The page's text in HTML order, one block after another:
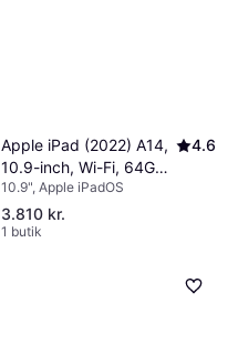
Apple iPad (2022) A14,
10.9-inch, Wi-Fi, 64GB
Pink
4.6
10.9", Apple iPadOS
3.810 kr.
1 butik